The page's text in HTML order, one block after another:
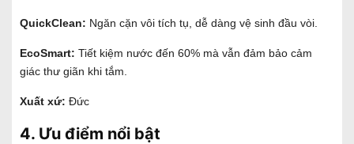
QuickClean: Ngăn cặn vôi tích tụ, dễ dàng vệ sinh đầu vòi.
EcoSmart: Tiết kiệm nước đến 60% mà vẫn đảm bảo cảm
giác thư giãn khi tắm.
Xuất xứ: Đức
4. Ưu điểm nổi bật